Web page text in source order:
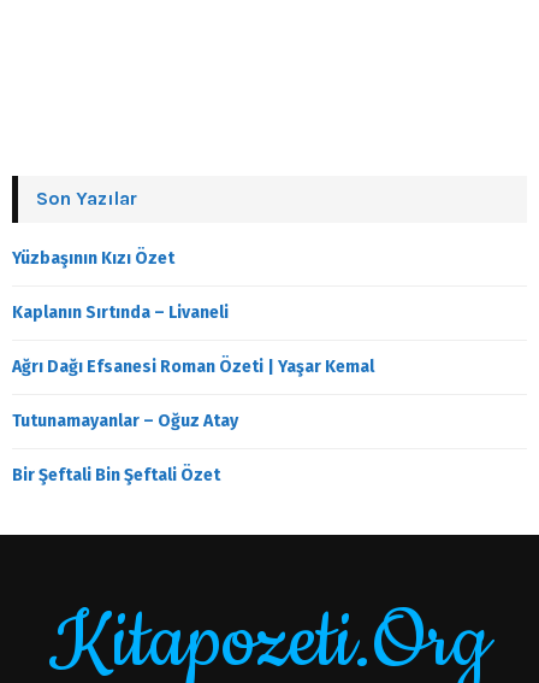
Son Yazılar
Yüzbaşının Kızı Özet
Kaplanın Sırtında – Livaneli
Ağrı Dağı Efsanesi Roman Özeti | Yaşar Kemal
Tutunamayanlar – Oğuz Atay
Bir Şeftali Bin Şeftali Özet
Kitapozeti.Org